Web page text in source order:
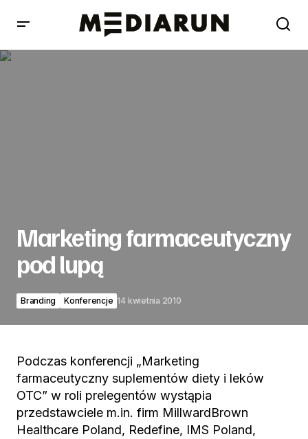
Marketing farmaceutyczny
pod lupą
Branding Konferencje 14 kwietnia 2010
Podczas konferencji „Marketing
farmaceutyczny suplementów diety i leków
OTC” w roli prelegentów wystąpia
przedstawciele m.in. firm MillwardBrown
Healthcare Poland, Redefine, IMS Poland,